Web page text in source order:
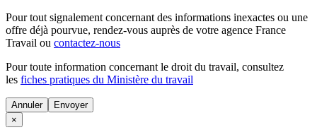
Pour tout signalement concernant des informations inexactes ou une
offre déjà pourvue, rendez-vous auprès de votre agence France
Travail ou contactez-nous
Pour toute information concernant le droit du travail, consultez
les fiches pratiques du Ministère du travail
Annuler
×